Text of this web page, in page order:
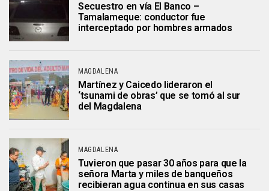
Secuestro en vía El Banco –
Tamalameque: conductor fue
interceptado por hombres armados
MAGDALENA
Martínez y Caicedo lideraron el
‘tsunami de obras’ que se tomó al sur
del Magdalena
MAGDALENA
Tuvieron que pasar 30 años para que la
señora Marta y miles de banqueños
recibieran agua continua en sus casas